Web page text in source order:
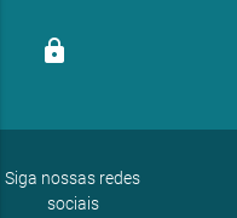
lock
Siga nossas redes
sociais